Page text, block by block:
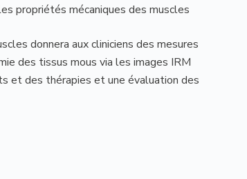
propriétés mécaniques des muscles
donnera aux cliniciens des mesures
des tissus mous via les images IRM
et des thérapies et une évaluation des